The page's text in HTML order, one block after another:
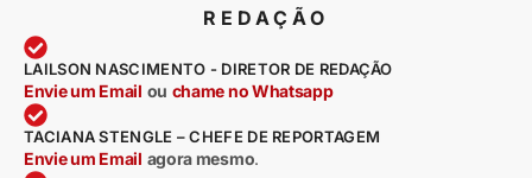
REDAÇÃO
LAILSON NASCIMENTO - DIRETOR DE REDAÇÃO
Envie um Email ou chame no Whatsapp
TACIANA STENGLE – CHEFE DE REPORTAGEM
Envie um Email agora mesmo.